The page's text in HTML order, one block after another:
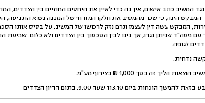
המשיב כתב אישום, אין בה כדי לאיין את היחסים החוזיים בין הצדדים,
המבקש הינה, כי שכר מהמשיב את חלקו המזרחי של המבנה נשוא התביעה,
המבקש עשה דין לעצמו וגרם נזק לרכושו של המשיב. על בסיס אותו
פסה"ד שניתן נגדו, אך בינו לבין הסכסוך בין הצדדים ולא כלום. שמיעת
לגופה.
נדחית.
הליך זה בסך 1,000 ₪ בצירוף מע"מ.
הוכחות ביום 11.3.10 שעה 9.00. בתום הדיון הצדדים